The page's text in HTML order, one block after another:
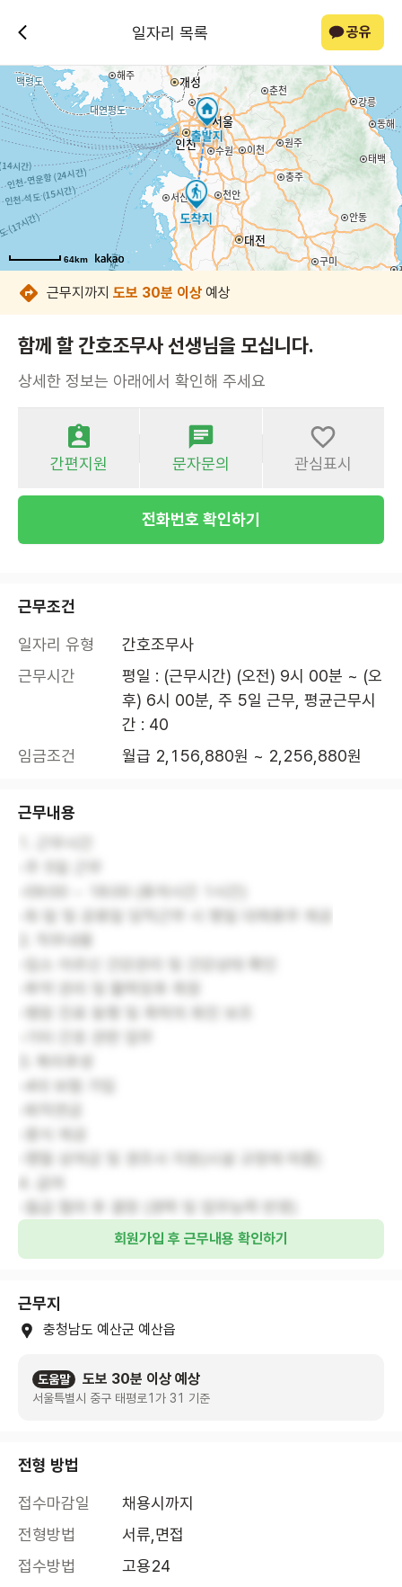
일자리 목록 공유
64km
64km
64km
64km
64km
64km
64km
64km
근무지까지 도보 30분 이상 예상
함께 할 간호조무사 선생님을 모십니다.
상세한 정보는 아래에서 확인해 주세요
간편지원 문자문의 관심표시
전화번호 확인하기
근무조건
일자리 유형
간호조무사
근무시간
평일 : (근무시간) (오전) 9시 00분 ~ (오
후) 6시 00분, 주 5일 근무, 평균근무시
간 : 40
임금조건
월급 2,156,880원 ~ 2,256,880원
근무내용
회원가입 후 근무내용 확인하기
근무지
충청남도 예산군 예산읍
도움말 도보 30분 이상 예상
서울특별시 중구 태평로1가 31 기준
전형 방법
접수마감일
채용시까지
전형방법
서류,면접
접수방법
고용24